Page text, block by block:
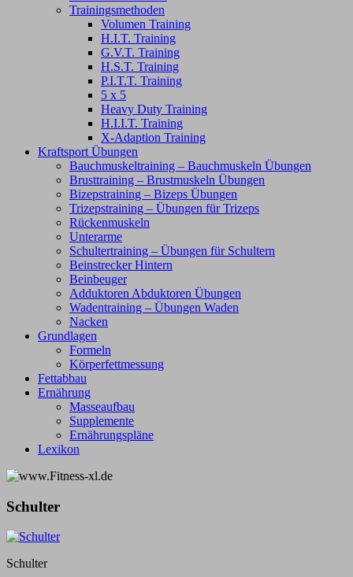
Trainingsmethoden
Volumen Training
H.I.T. Training
G.V.T. Training
H.S.T. Training
P.I.T.T. Training
5 x 5
Heavy Duty Training
H.I.I.T. Training
X-Adaption Training
Kraftsport Übungen
Bauchmuskeltraining – Bauchmuskeln Übungen
Brusttraining – Brustmuskeln Übungen
Bizepstraining – Bizeps Übungen
Trizepstraining – Übungen für Trizeps
Rückenmuskeln
Unterarme
Schultertraining – Übungen für Schultern
Beinstrecker Hintern
Beinbeuger
Adduktoren Abduktoren Übungen
Wadentraining – Übungen Waden
Nacken
Grundlagen
Formeln
Körperfettmessung
Fettabbau
Ernährung
Masseaufbau
Supplemente
Ernährungspläne
Lexikon
Schulter
Schulter